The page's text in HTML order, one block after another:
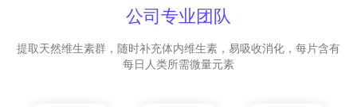
公司专业团队
提取天然维生素群，随时补充体内维生素，易吸收消化，每片含有
每日人类所需微量元素